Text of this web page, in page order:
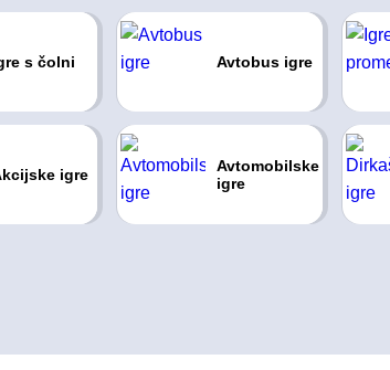
s čolni Avtobus igre
igre
Avtomobilske
igre